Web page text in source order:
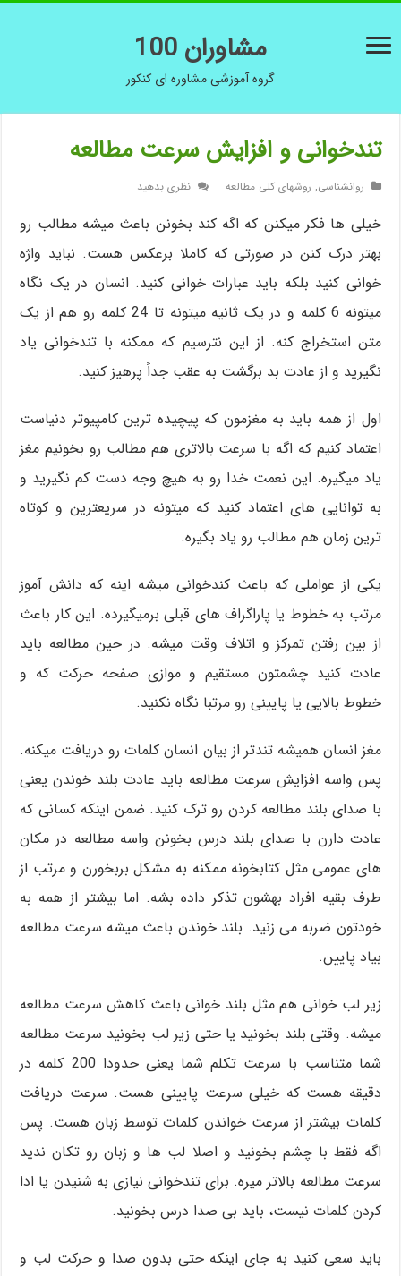
مشاوران 100
گروه آموزشی مشاوره ای کنکور
تندخوانی و افزایش سرعت مطالعه
روانشناسی, روشهای کلی مطالعه نظری بدهید
خیلی ها فکر میکنن که اگه کند بخونن باعث میشه مطالب رو
بهتر درک کنن در صورتی که کاملا برعکس هست. نباید واژه
خوانی کنید بلکه باید عبارات خوانی کنید. انسان در یک نگاه
میتونه 6 کلمه و در یک ثانیه میتونه تا 24 کلمه رو هم از یک
متن استخراج کنه. از این نترسیم که ممکنه با تندخوانی یاد
نگیرید و از عادت بد برگشت به عقب جداً پرهیز کنید.
اول از همه باید به مغزمون که پیچیده ترین کامپیوتر دنیاست
اعتماد کنیم که اگه با سرعت بالاتری هم مطالب رو بخونیم مغز
یاد میگیره. این نعمت خدا رو به هیچ وجه دست کم نگیرید و
به توانایی های اعتماد کنید که میتونه در سریعترین و کوتاه
ترین زمان هم مطالب رو یاد بگیره.
یکی از عواملی که باعث کندخوانی میشه اینه که دانش آموز
مرتب به خطوط یا پاراگراف های قبلی برمیگیرده. این کار باعث
از بین رفتن تمرکز و اتلاف وقت میشه. در حین مطالعه باید
عادت کنید چشمتون مستقیم و موازی صفحه حرکت که و
خطوط بالایی یا پایینی رو مرتبا نگاه نکنید.
مغز انسان همیشه تندتر از بیان انسان کلمات رو دریافت میکنه.
پس واسه افزایش سرعت مطالعه باید عادت بلند خوندن یعنی
با صدای بلند مطالعه کردن رو ترک کنید. ضمن اینکه کسانی که
عادت دارن با صدای بلند درس بخونن واسه مطالعه در مکان
های عمومی مثل کتابخونه ممکنه به مشکل بربخورن و مرتب از
طرف بقیه افراد بهشون تذکر داده بشه. اما بیشتر از همه به
خودتون ضربه می زنید. بلند خوندن باعث میشه سرعت مطالعه
بیاد پایین.
زیر لب خوانی هم مثل بلند خوانی باعث کاهش سرعت مطالعه
میشه. وقتی بلند بخونید یا حتی زیر لب بخونید سرعت مطالعه
شما متناسب با سرعت تکلم شما یعنی حدودا 200 کلمه در
دقیقه هست که خیلی سرعت پایینی هست. سرعت دریافت
کلمات بیشتر از سرعت خواندن کلمات توسط زبان هست. پس
اگه فقط با چشم بخونید و اصلا لب ها و زبان رو تکان ندید
سرعت مطالعه بالاتر میره. برای تندخوانی نیازی به شنیدن یا ادا
کردن کلمات نیست، باید بی صدا درس بخونید.
باید سعی کنید به جای اینکه حتی بدون صدا و حرکت لب و